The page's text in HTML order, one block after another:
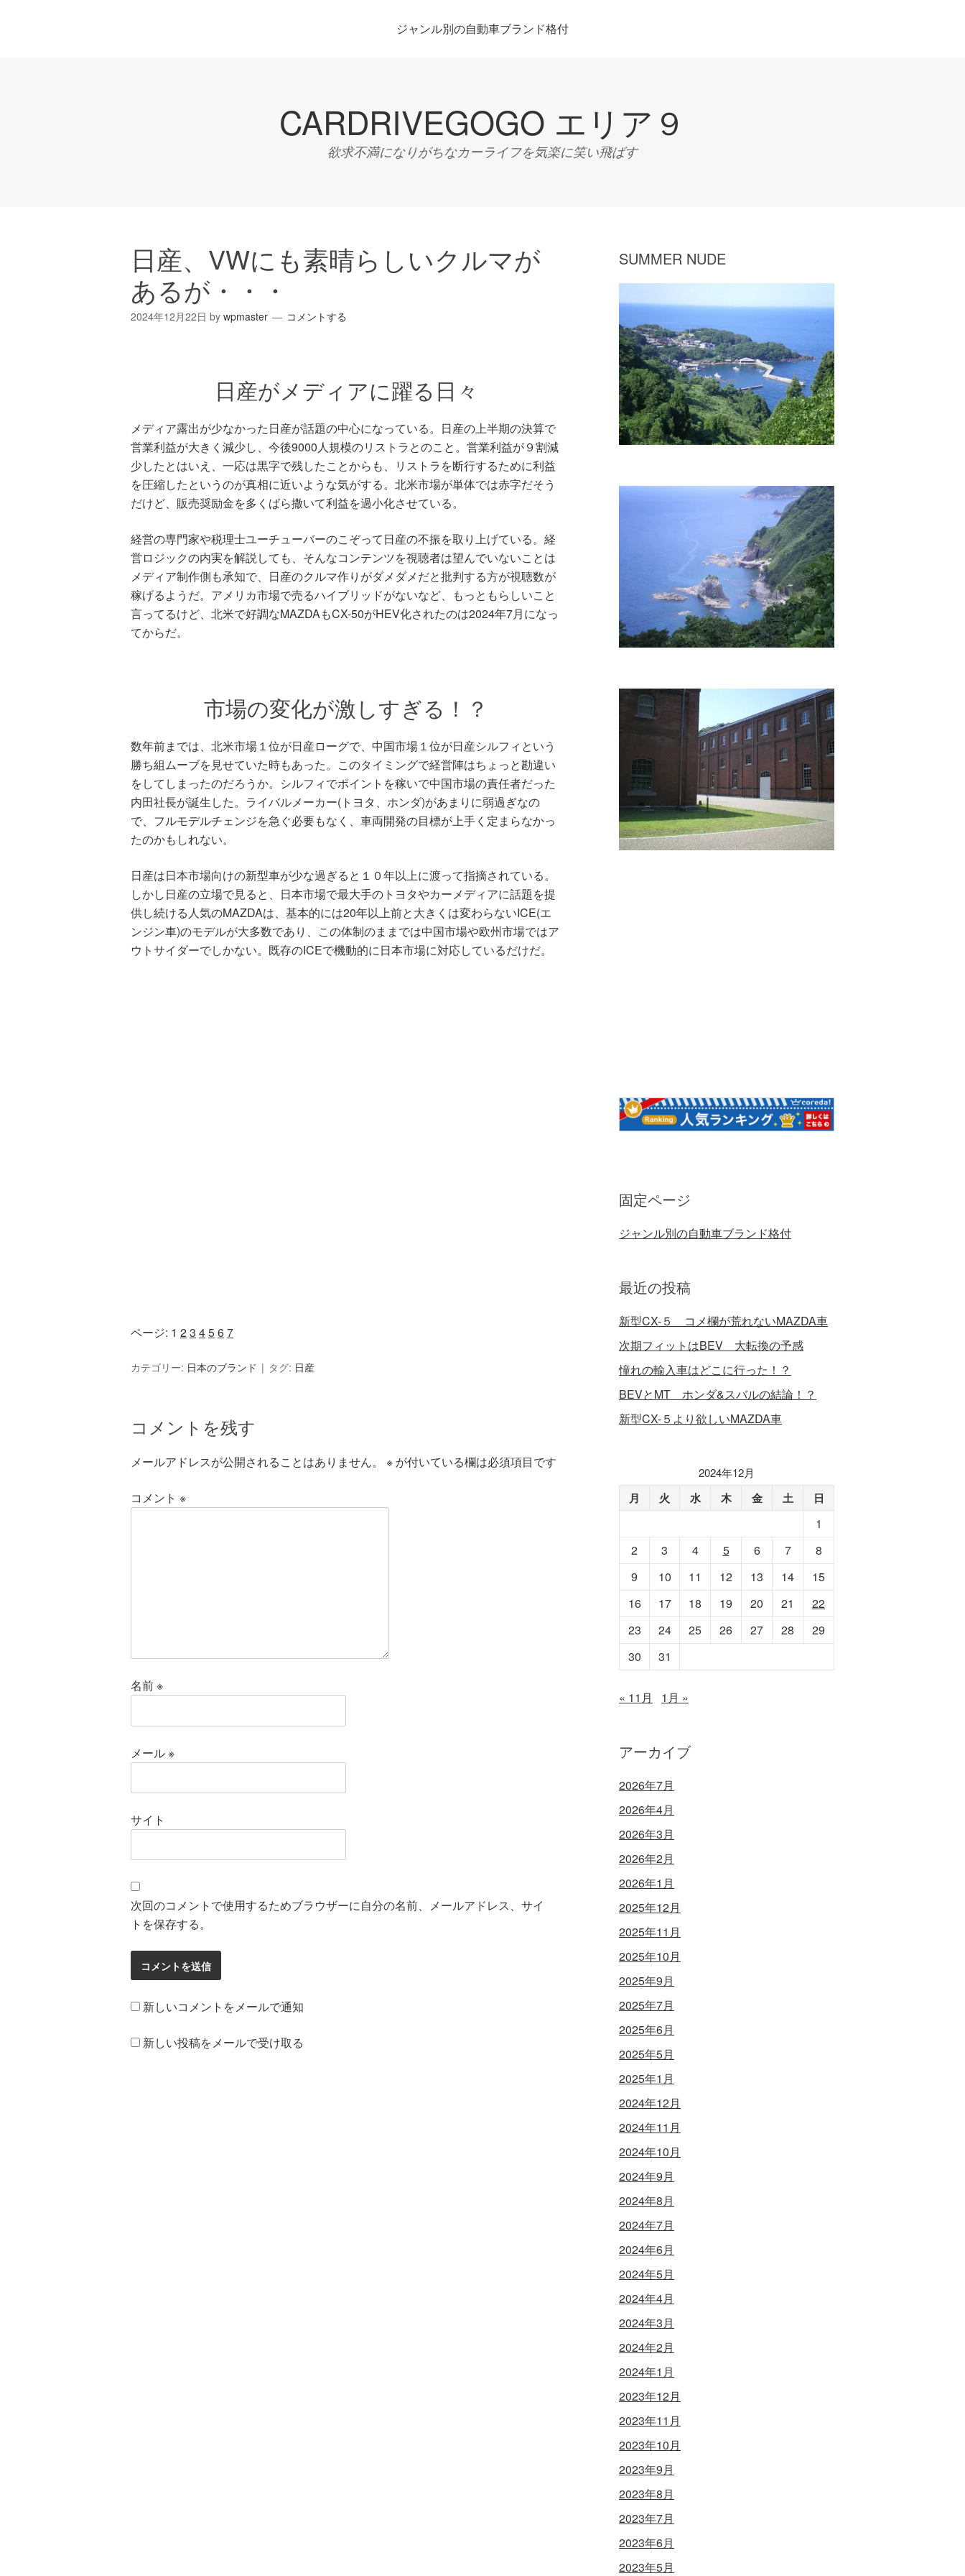
ジャンル別の自動車ブランド格付
CARDRIVEGOGO エリア９
欲求不満になりがちなカーライフを気楽に笑い飛ばす
日産、VWにも素晴らしいクルマが
あるが・・・
2024年12月22日 by wpmaster コメントする
日産がメディアに躍る日々
メディア露出が少なかった日産が話題の中心になっている。日産の上半期の決算で
営業利益が大きく減少し、今後9000人規模のリストラとのこと。営業利益が９割減
少したとはいえ、一応は黒字で残したことからも、リストラを断行するために利益
を圧縮したというのが真相に近いような気がする。北米市場が単体では赤字だそう
だけど、販売奨励金を多くばら撒いて利益を過小化させている。
経営の専門家や税理士ユーチューバーのこぞって日産の不振を取り上げている。経
営ロジックの内実を解説しても、そんなコンテンツを視聴者は望んでいないことは
メディア制作側も承知で、日産のクルマ作りがダメダメだと批判する方が視聴数が
稼げるようだ。アメリカ市場で売るハイブリッドがないなど、もっともらしいこと
言ってるけど、北米で好調なMAZDAもCX-50がHEV化されたのは2024年7月になっ
てからだ。
市場の変化が激しすぎる！？
数年前までは、北米市場１位が日産ローグで、中国市場１位が日産シルフィという
勝ち組ムーブを見せていた時もあった。このタイミングで経営陣はちょっと勘違い
をしてしまったのだろうか。シルフィでポイントを稼いで中国市場の責任者だった
内田社長が誕生した。ライバルメーカー(トヨタ、ホンダ)があまりに弱過ぎなの
で、フルモデルチェンジを急ぐ必要もなく、車両開発の目標が上手く定まらなかっ
たのかもしれない。
日産は日本市場向けの新型車が少な過ぎると１０年以上に渡って指摘されている。
しかし日産の立場で見ると、日本市場で最大手のトヨタやカーメディアに話題を提
供し続ける人気のMAZDAは、基本的には20年以上前と大きくは変わらないICE(エ
ンジン車)のモデルが大多数であり、この体制のままでは中国市場や欧州市場ではア
ウトサイダーでしかない。既存のICEで機動的に日本市場に対応しているだけだ。
ページ: 1 23 4567
カテゴリー: 日本のブランド タグ: 日産
コメントを残す
メールアドレスが公開されることはありません。 ※ が付いている欄は必須項目です
コメント ※
名前※
メール※
サイト
次回のコメントで使用するためブラウザーに自分の名前、メールアドレス、サイ
トを保存する。
新しいコメントをメールで通知
新しい投稿をメールで受け取る
SUMMER NUDE
固定ページ
ジャンル別の自動車ブランド格付
最近の投稿
新型CX-５ コメ欄が荒れないMAZDA車
次期フィットはBEV 大転換の予感
憧れの輸入車はどこに行った！？
BEVとMT ホンダ&スバルの結論！？
新型CX-５より欲しいMAZDA車
2024年12月
月 火 水 木 金 土 日
1
2
3 4 5 6 7
8
9
10 11 12 13 14
15
16
17 18 19 20 21
22
23
24 25 26 27 28
29
30
31
« 11月 1月 »
アーカイブ
2026年7月
2026年4月
2026年3月
2026年2月
2026年1月
2025年12月
2025年11月
2025年10月
2025年9月
2025年7月
2025年6月
2025年5月
2025年1月
2024年12月
2024年11月
2024年10月
2024年9月
2024年8月
2024年7月
2024年6月
2024年5月
2024年4月
2024年3月
2024年2月
2024年1月
2023年12月
2023年11月
2023年10月
2023年9月
2023年8月
2023年7月
2023年6月
2023年5月